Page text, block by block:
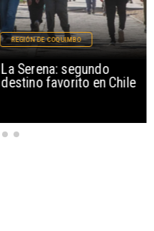
La Serena: segundo
destino favorito en Chile
REGIÓN DE COQUIMBO